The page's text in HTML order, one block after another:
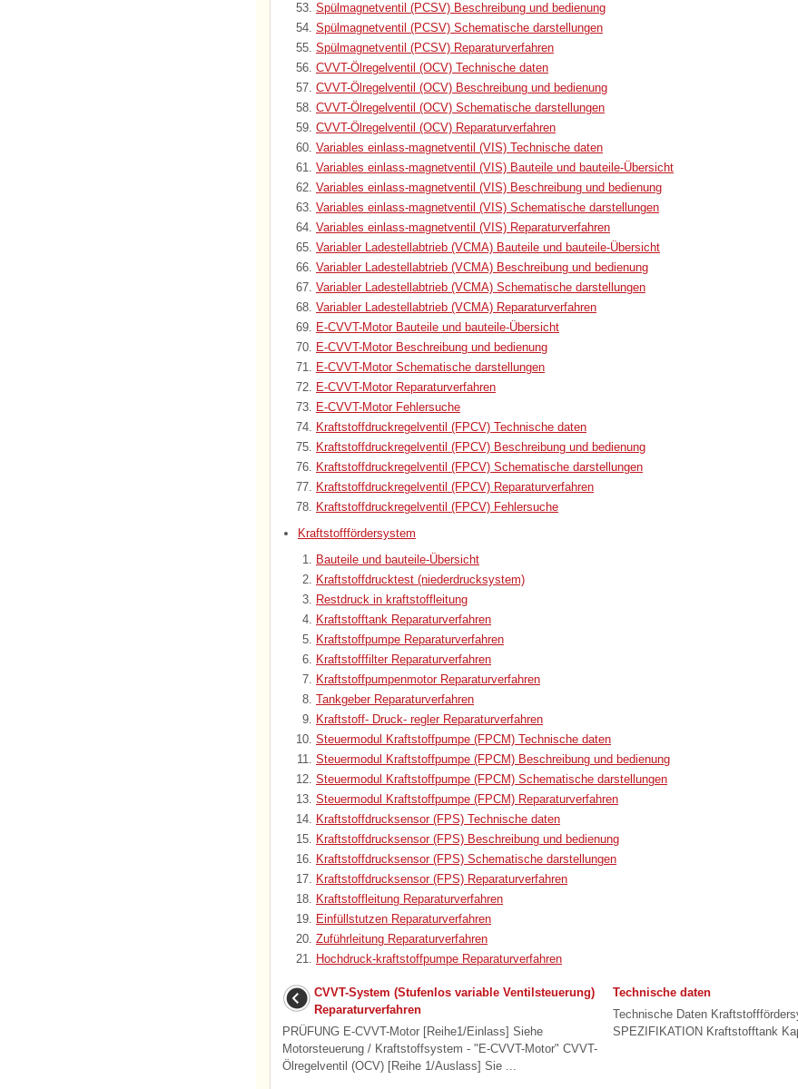
Spülmagnetventil (PCSV) Beschreibung und bedienung
Spülmagnetventil (PCSV) Schematische darstellungen
Spülmagnetventil (PCSV) Reparaturverfahren
CVVT-Ölregelventil (OCV) Technische daten
CVVT-Ölregelventil (OCV) Beschreibung und bedienung
CVVT-Ölregelventil (OCV) Schematische darstellungen
CVVT-Ölregelventil (OCV) Reparaturverfahren
Variables einlass-magnetventil (VIS) Technische daten
Variables einlass-magnetventil (VIS) Bauteile und bauteile-Übersicht
Variables einlass-magnetventil (VIS) Beschreibung und bedienung
Variables einlass-magnetventil (VIS) Schematische darstellungen
Variables einlass-magnetventil (VIS) Reparaturverfahren
Variabler Ladestellabtrieb (VCMA) Bauteile und bauteile-Übersicht
Variabler Ladestellabtrieb (VCMA) Beschreibung und bedienung
Variabler Ladestellabtrieb (VCMA) Schematische darstellungen
Variabler Ladestellabtrieb (VCMA) Reparaturverfahren
E-CVVT-Motor Bauteile und bauteile-Übersicht
E-CVVT-Motor Beschreibung und bedienung
E-CVVT-Motor Schematische darstellungen
E-CVVT-Motor Reparaturverfahren
E-CVVT-Motor Fehlersuche
Kraftstoffdruckregelventil (FPCV) Technische daten
Kraftstoffdruckregelventil (FPCV) Beschreibung und bedienung
Kraftstoffdruckregelventil (FPCV) Schematische darstellungen
Kraftstoffdruckregelventil (FPCV) Reparaturverfahren
Kraftstoffdruckregelventil (FPCV) Fehlersuche
Kraftstofffördersystem
Bauteile und bauteile-Übersicht
Kraftstoffdrucktest (niederdrucksystem)
Restdruck in kraftstoffleitung
Kraftstofftank Reparaturverfahren
Kraftstoffpumpe Reparaturverfahren
Kraftstofffilter Reparaturverfahren
Kraftstoffpumpenmotor Reparaturverfahren
Tankgeber Reparaturverfahren
Kraftstoff- Druck- regler Reparaturverfahren
Steuermodul Kraftstoffpumpe (FPCM) Technische daten
Steuermodul Kraftstoffpumpe (FPCM) Beschreibung und bedienung
Steuermodul Kraftstoffpumpe (FPCM) Schematische darstellungen
Steuermodul Kraftstoffpumpe (FPCM) Reparaturverfahren
Kraftstoffdrucksensor (FPS) Technische daten
Kraftstoffdrucksensor (FPS) Beschreibung und bedienung
Kraftstoffdrucksensor (FPS) Schematische darstellungen
Kraftstoffdrucksensor (FPS) Reparaturverfahren
Kraftstoffleitung Reparaturverfahren
Einfüllstutzen Reparaturverfahren
Zuführleitung Reparaturverfahren
Hochdruck-kraftstoffpumpe Reparaturverfahren
CVVT-System (Stufenlos variable Ventilsteuerung)
Reparaturverfahren
PRÜFUNG E-CVVT-Motor [Reihe1/Einlass] Siehe
Motorsteuerung / Kraftstoffsystem - "E-CVVT-Motor" CVVT-
Ölregelventil (OCV) [Reihe 1/Auslass] Sie ...
Technische daten
Technische Daten
SPEZIFIKATION Kraftstofftank